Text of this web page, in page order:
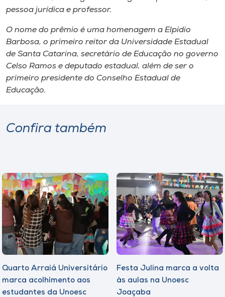
pessoa jurídica e professor.
O nome do prêmio é uma homenagem a Elpídio
Barbosa, o primeiro reitor da Universidade Estadual
de Santa Catarina, secretário de Educação no governo
Celso Ramos e deputado estadual, além de ser o
primeiro presidente do Conselho Estadual de
Educação.
Confira também
Quarto Arraiá Universitário
marca acolhimento aos
estudantes da Unoesc
Festa Julina marca a volta
às aulas na Unoesc
Joaçaba